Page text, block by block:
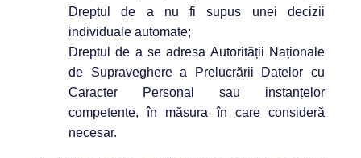
Dreptul de a nu fi supus unei decizii
individuale automate;
Dreptul de a se adresa Autorității Naționale
de Supraveghere a Prelucrării Datelor cu
Caracter Personal sau instanțelor
competente, în măsura în care consideră
necesar.